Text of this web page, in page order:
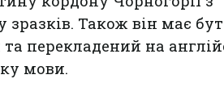
зразків. Також він має
перекладений на
мови.